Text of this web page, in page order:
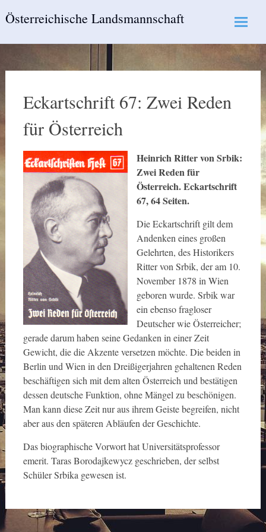
toÖsterreichische Landsmannschaft
Eckartschrift 67: Zwei Reden
für Österreich
Heinrich Ritter von Srbik:
Zwei Reden für
Österreich. Eckartschrift
67, 64 Seiten.
Die Eckartschrift gilt dem
Andenken eines großen
Gelehrten, des Historikers
Ritter von Srbik, der am 10.
November 1878 in Wien
geboren wurde. Srbik war
ein ebenso fragloser
Deutscher wie Österreicher;
gerade darum haben seine Gedanken in einer Zeit
Gewicht, die die Akzente versetzen möchte. Die beiden in
Berlin und Wien in den Dreißigerjahren gehaltenen Reden
beschäftigen sich mit dem alten Österreich und bestätigen
dessen deutsche Funktion, ohne Mängel zu beschönigen.
Man kann diese Zeit nur aus ihrem Geiste begreifen, nicht
aber aus den späteren Abläufen der Geschichte.
Das biographische Vorwort hat Universitätsprofessor
emerit. Taras Borodajkewycz geschrieben, der selbst
Schüler Srbika gewesen ist.